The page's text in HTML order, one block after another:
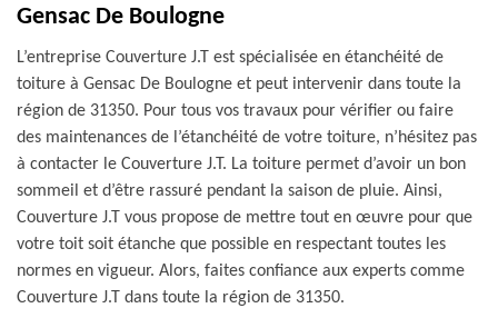
Gensac De Boulogne
L’entreprise Couverture J.T est spécialisée en étanchéité de
toiture à Gensac De Boulogne et peut intervenir dans toute la
région de 31350. Pour tous vos travaux pour vérifier ou faire
des maintenances de l’étanchéité de votre toiture, n’hésitez pas
à contacter le Couverture J.T. La toiture permet d’avoir un bon
sommeil et d’être rassuré pendant la saison de pluie. Ainsi,
Couverture J.T vous propose de mettre tout en œuvre pour que
votre toit soit étanche que possible en respectant toutes les
normes en vigueur. Alors, faites confiance aux experts comme
Couverture J.T dans toute la région de 31350.